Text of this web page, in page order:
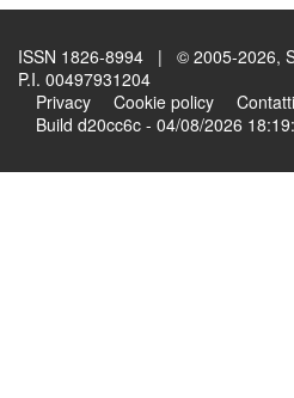
ISSN 1826-8994 | © 2005-2026,
P.I. 00497931204
Privacy
Cookie policy
Contatti
Build d20cc6c - 04/08/2026